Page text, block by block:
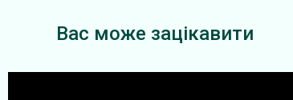
Вас може зацікавити